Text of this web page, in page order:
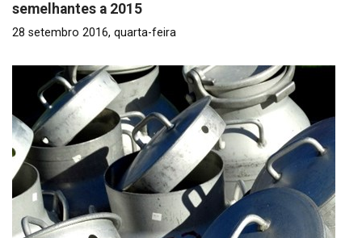
semelhantes a 2015
28 setembro 2016, quarta-feira